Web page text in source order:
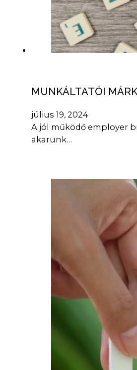
MUNKÁLTATÓI
július 19, 2024
A jól működő employer
akarunk…